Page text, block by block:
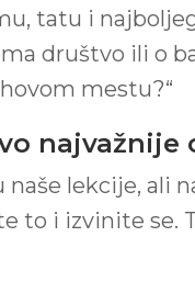
tatu i
društvo ili o
mestu?“
najvažnije
naše lekcije, ali
to i izvinite se.